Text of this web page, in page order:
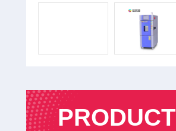
PRODUCT